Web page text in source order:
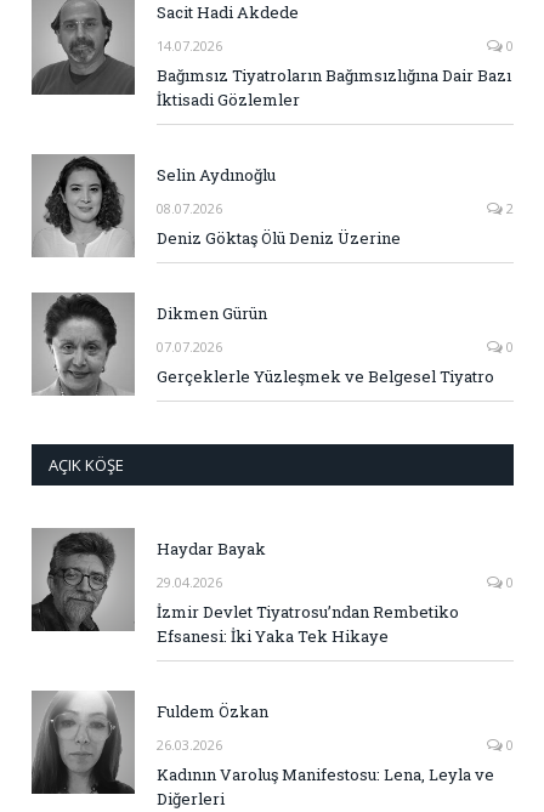
Sacit Hadi Akdede
14.07.2026 0
Bağımsız Tiyatroların Bağımsızlığına Dair Bazı
İktisadi Gözlemler
Selin Aydınoğlu
08.07.2026 2
Deniz Göktaş Ölü Deniz Üzerine
Dikmen Gürün
07.07.2026 0
Gerçeklerle Yüzleşmek ve Belgesel Tiyatro
AÇIK KÖŞE
Haydar Bayak
29.04.2026 0
İzmir Devlet Tiyatrosu’ndan Rembetiko
Efsanesi: İki Yaka Tek Hikaye
Fuldem Özkan
26.03.2026 0
Kadının Varoluş Manifestosu: Lena, Leyla ve
Diğerleri